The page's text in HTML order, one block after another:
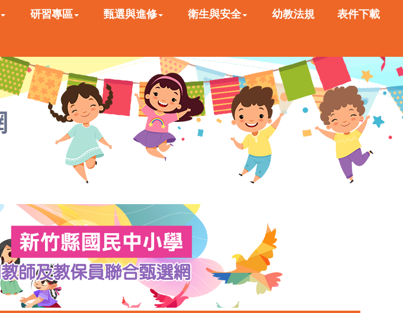
研習專區 甄選與進修 衛生與安全 幼教法規 表件下載